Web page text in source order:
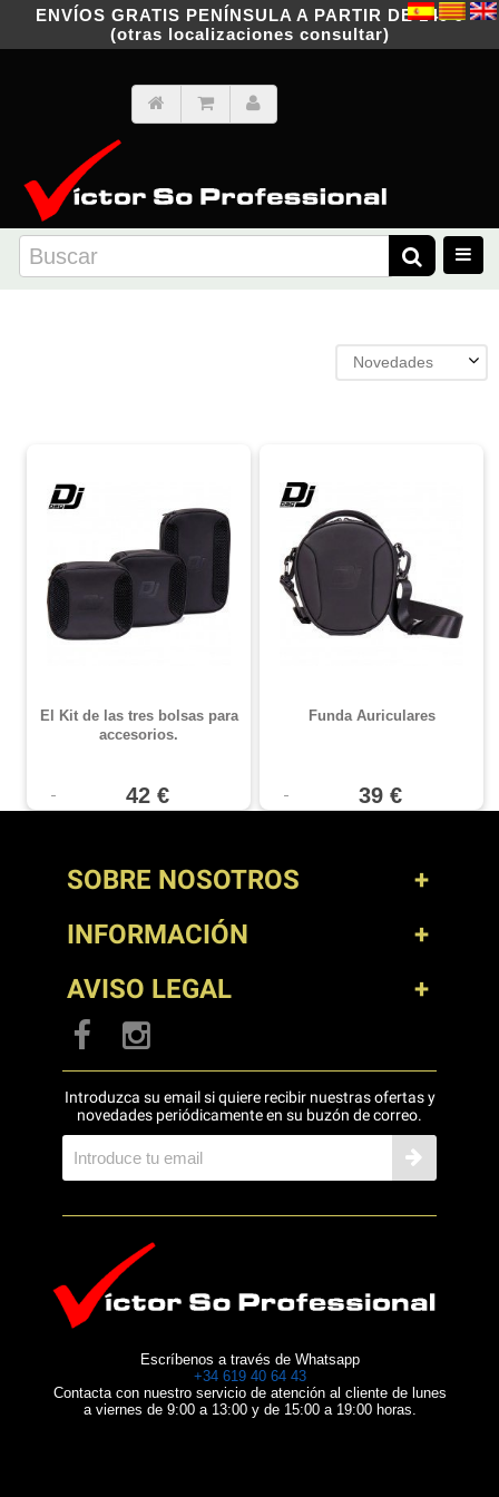
ENVÍOS GRATIS PENÍNSULA A PARTIR DE 149 €
(otras localizaciones consultar)
Novedades
El Kit de las tres bolsas para
accesorios.
42 €
Funda Auriculares
39 €
SOBRE NOSOTROS
INFORMACIÓN
AVISO LEGAL
Introduzca su email si quiere recibir nuestras ofertas y
novedades periódicamente en su buzón de correo.
Escríbenos a través de Whatsapp
+34 619 40 64 43
Contacta con nuestro servicio de atención al cliente de lunes
a viernes de 9:00 a 13:00 y de 15:00 a 19:00 horas.